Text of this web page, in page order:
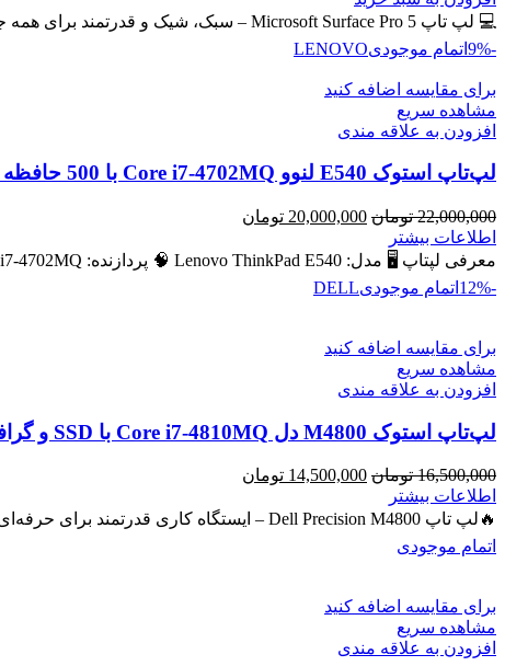
53,500,000 تومان
بود.
48,900,000 تومان
💻 لپ تاپ Microsoft Surface Pro 5 – سبک، شیک و قدرتمند برای همه جا! سیم کارت خور 🔖 کد
-9%
اتمام موجودیLENOVO
برای مقایسه اضافه کنید
مشاهده سریع
افزودن به علاقه مندی
لپ‌تاپ استوک E540 لنوو Core i7-4702MQ با 500 حافظه و رم 8GB
22,000,000 تومان قیمت
22,000,000 تومان
بود.
20,000,000 تومان
20,000,000 تومان
اطلاعات بیشتر
معرفی لپتاپ 🖥️ مدل: Lenovo ThinkPad E540 🧠 پردازنده: Intel Core i7‑4702MQ – نسل ۴ 💾 رم: 8 GB (قابل ارتقا
-12%
اتمام موجودیDELL
برای مقایسه اضافه کنید
مشاهده سریع
افزودن به علاقه مندی
لپ‌تاپ استوک M4800 دل Core i7-4810MQ با SSD و گرافیک NVIDIA Quadro 2GB
16,500,000 تومان قیمت
16,500,000 تومان
14,500,000 تومان
14,500,000 تومان
اطلاعات بیشتر
🔥لپ تاپ Dell Precision M4800 – ایستگاه کاری قدرتمند برای حرفه‌ای‌ها 🔖 کد محصول: #40743 💻 لپ‌تاپ حرفه‌ای با پردازنده
اتمام موجودی
برای مقایسه اضافه کنید
مشاهده سریع
افزودن به علاقه مندی